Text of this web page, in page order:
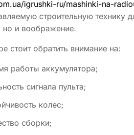
igrushki-ru/mashinki-na-
строительную технику
но и воображение.
стоит обратить внимание на:
работы аккумулятора;
сигнала пульта;
колес;
сборки;